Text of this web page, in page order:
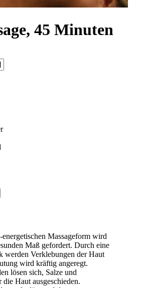
45 Minuten
Massageform wird
Maß gefordert. Durch eine
werden Verklebungen der Haut
wird kräftig angeregt.
lösen sich, Salze und
Haut ausgeschieden.